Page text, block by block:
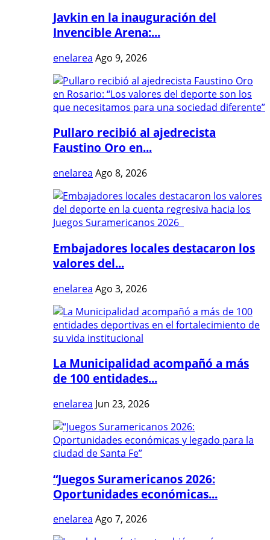
Javkin en la inauguración del
Invencible Arena:...
enelarea Ago 9, 2026
Pullaro recibió al ajedrecista
Faustino Oro en...
enelarea Ago 8, 2026
Embajadores locales destacaron los
valores del...
enelarea Ago 3, 2026
La Municipalidad acompañó a más
de 100 entidades...
enelarea Jun 23, 2026
“Juegos Suramericanos 2026:
Oportunidades económicas...
enelarea Ago 7, 2026